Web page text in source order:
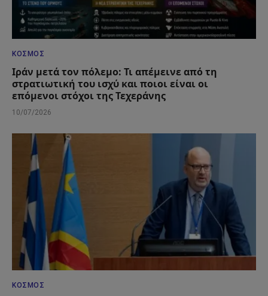
ΚΌΣΜΟΣ
Ιράν μετά τον πόλεμο: Τι απέμεινε από τη
στρατιωτική του ισχύ και ποιοι είναι οι
επόμενοι στόχοι της Τεχεράνης
10/07/2026
ΚΌΣΜΟΣ